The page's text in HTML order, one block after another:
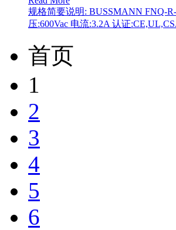
规格简要说明: BUSSMANN FNQ-
压:600Vac 电流:3.2A 认证
首页
1
2
3
4
5
6